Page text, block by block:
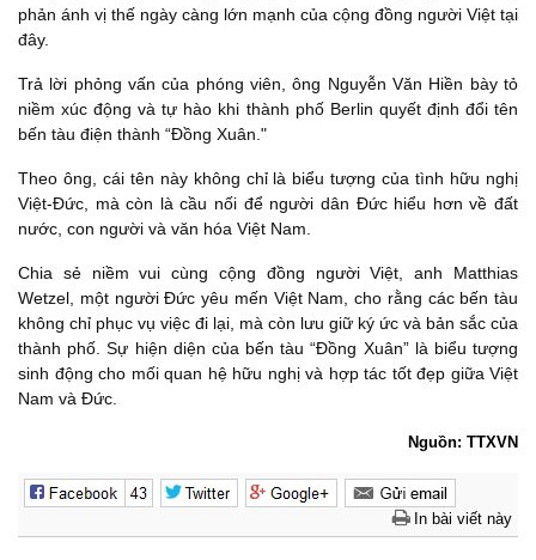
phản ánh vị thế ngày càng lớn mạnh của cộng đồng người Việt tại
đây.
Trả lời phỏng vấn của phóng viên, ông Nguyễn Văn Hiền bày tỏ
niềm xúc động và tự hào khi thành phố Berlin quyết định đổi tên
bến tàu điện thành “Đồng Xuân."
Theo ông, cái tên này không chỉ là biểu tượng của tình hữu nghị
Việt-Đức, mà còn là cầu nối để người dân Đức hiểu hơn về đất
nước, con người và văn hóa Việt Nam.
Chia sẻ niềm vui cùng cộng đồng người Việt, anh Matthias
Wetzel, một người Đức yêu mến Việt Nam, cho rằng các bến tàu
không chỉ phục vụ việc đi lại, mà còn lưu giữ ký ức và bản sắc của
thành phố. Sự hiện diện của bến tàu “Đồng Xuân” là biểu tượng
sinh động cho mối quan hệ hữu nghị và hợp tác tốt đẹp giữa Việt
Nam và Đức.
Nguồn: TTXVN
In bài viết này